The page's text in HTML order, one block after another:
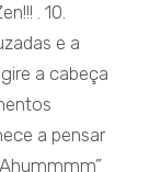
. 10.
e a
a cabeça
a pensar